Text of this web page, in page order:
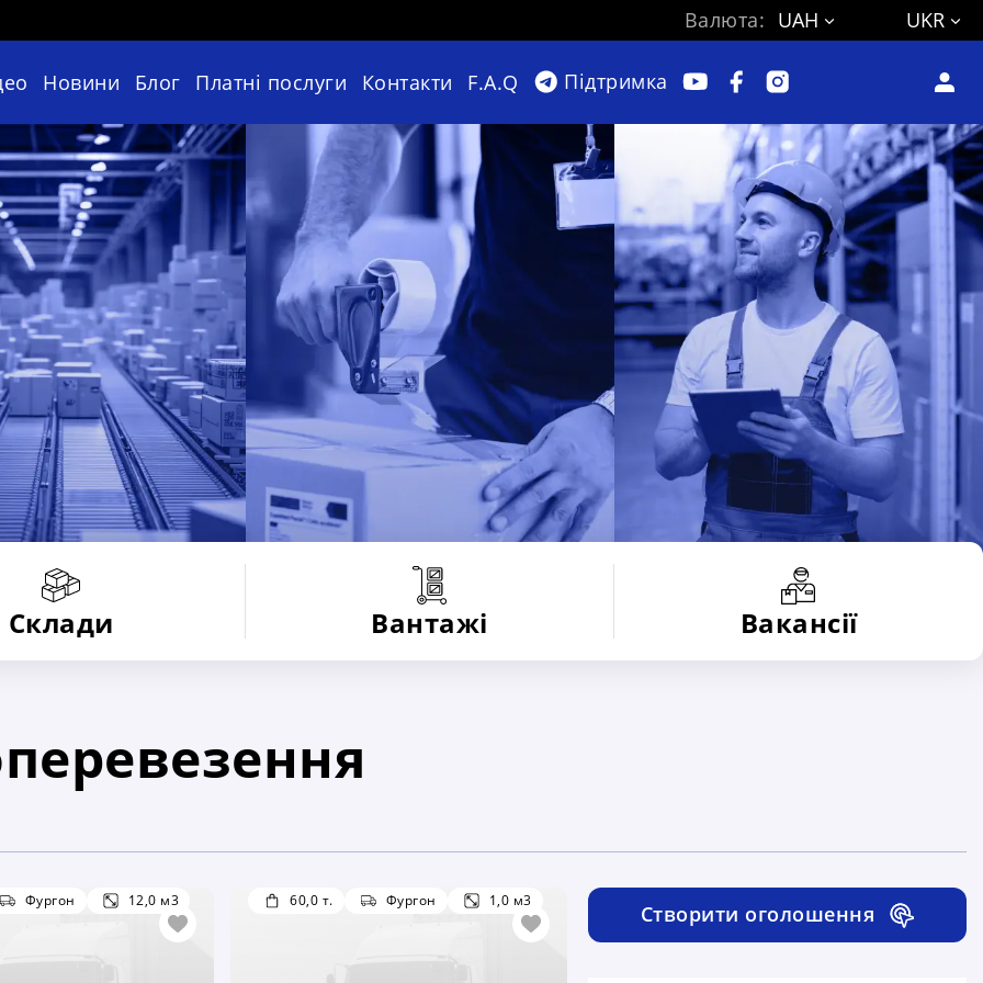
Валюта: UAH UKR
Новини Блог Платні послуги Контакти F.A.Q Підтримка
Склади Вантажі Вакансії
Фургон 12,0 м3 60,0 т. Фургон 1,0 м3
Створити оголошення